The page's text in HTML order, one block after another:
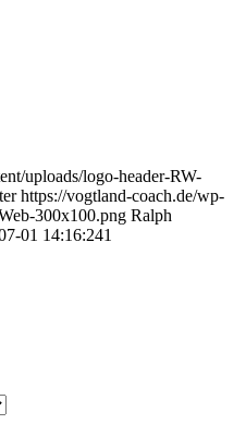
uploads/logo-header-RW-
https://vogtland-coach.de/wp-
300x100.png Ralph
01 14:16:241